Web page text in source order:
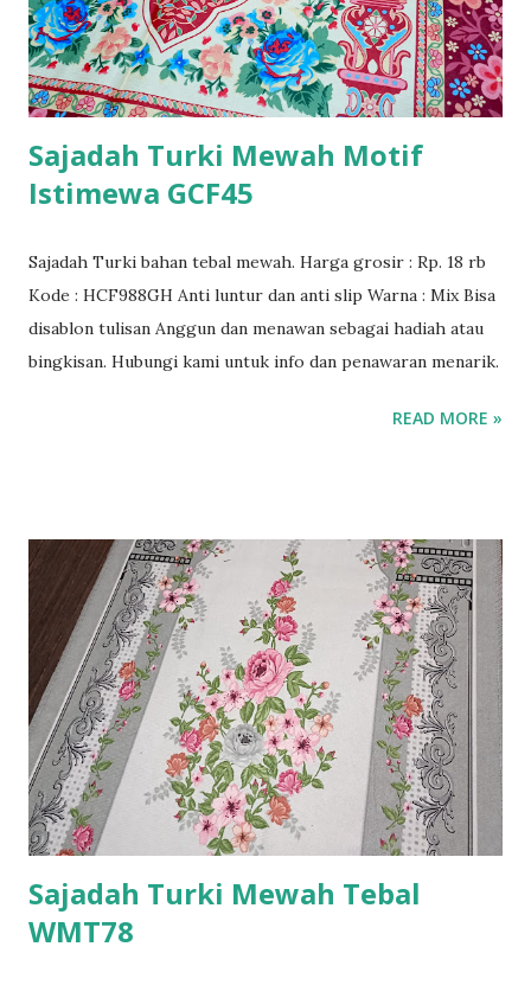
Sajadah Turki Mewah Motif
Istimewa GCF45
Sajadah Turki bahan tebal mewah. Harga grosir : Rp. 18 rb
Kode : HCF988GH Anti luntur dan anti slip Warna : Mix Bisa
disablon tulisan Anggun dan menawan sebagai hadiah atau
bingkisan. Hubungi kami untuk info dan penawaran menarik.
READ MORE »
Sajadah Turki Mewah Tebal
WMT78